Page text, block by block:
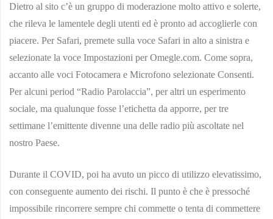
Dietro al sito c’è un gruppo di moderazione molto attivo e solerte,
che rileva le lamentele degli utenti ed è pronto ad accoglierle con
piacere. Per Safari, premete sulla voce Safari in alto a sinistra e
selezionate la voce Impostazioni per Omegle.com. Come sopra,
accanto alle voci Fotocamera e Microfono selezionate Consenti.
Per alcuni period “Radio Parolaccia”, per altri un esperimento
sociale, ma qualunque fosse l’etichetta da apporre, per tre
settimane l’emittente divenne una delle radio più ascoltate nel
nostro Paese.
Durante il COVID, poi ha avuto un picco di utilizzo elevatissimo,
con conseguente aumento dei rischi. Il punto è che è pressoché
impossibile rincorrere sempre chi commette o tenta di commettere